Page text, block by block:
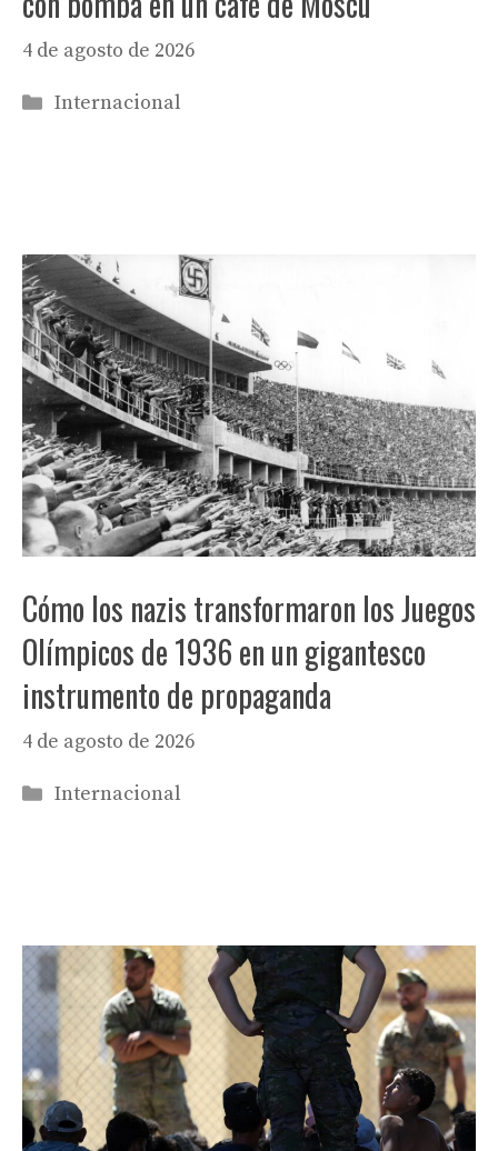
4 de agosto de 2026
Categorías
Internacional
Cómo los nazis transformaron los Juegos
Olímpicos de 1936 en un gigantesco
instrumento de propaganda
4 de agosto de 2026
Categorías
Internacional